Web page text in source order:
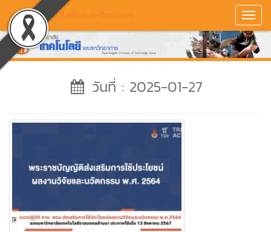
วิทยาลัยเทคโนโลยีและสหวิทยาการ
วันที่ : 2025-01-27